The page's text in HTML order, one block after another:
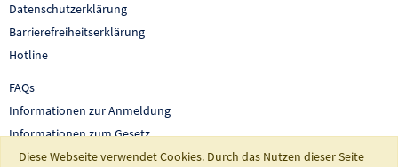
Datenschutzerklärung
Barrierefreiheitserklärung
Hotline
FAQs
Informationen zur Anmeldung
Informationen zum Gesetz
Auswertungen und Berichte
Diese Webseite verwendet Cookies. Durch das Nutzen dieser Seite